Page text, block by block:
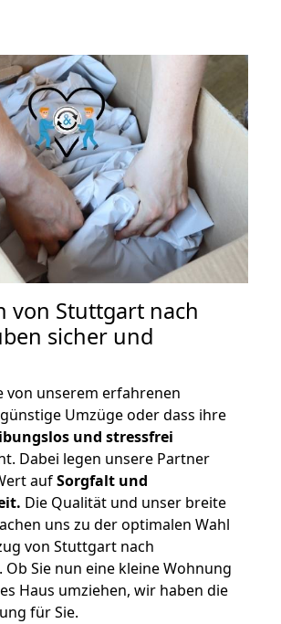
von Stuttgart nach
sicher und
von unserem erfahrenen
Umzüge oder dass ihre
und stressfrei
Dabei legen unsere Partner
aufSorgfalt und
Die Qualität und unser breite
uns zu der optimalen Wahl
von Stuttgart nach
Ob Sie nun eine kleine Wohnung
Haus umziehen, wir haben die
für Sie.